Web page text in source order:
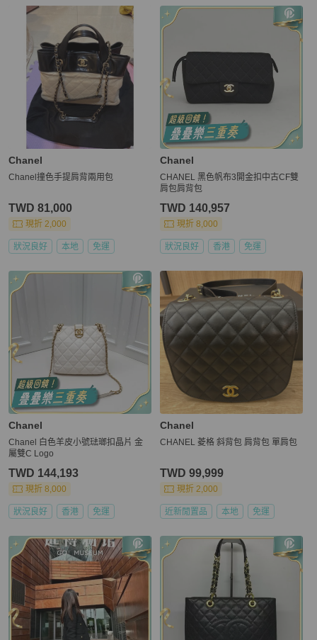
Chanel
Chanel撞色手提肩背兩用包
TWD 81,000
現折 2,000
狀況良好 本地 免運
Chanel
CHANEL 黑色帆布3開金扣中古CF雙
肩包肩背包
TWD 140,957
現折 8,000
狀況良好 香港 免運
Chanel
Chanel 白色羊皮小號琺瑯扣晶片 金
屬雙C Logo
TWD 144,193
現折 8,000
狀況良好 香港 免運
Chanel
CHANEL 菱格 斜背包 肩背包 單肩包
TWD 99,999
現折 2,000
近新閒置品 本地 免運